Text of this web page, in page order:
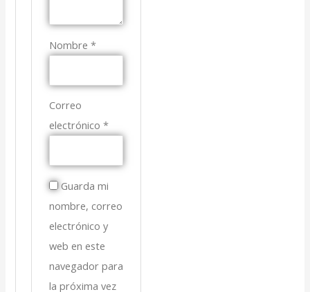
Nombre *
Correo
electrónico *
Guarda mi
nombre, correo
electrónico y
web en este
navegador para
la próxima vez